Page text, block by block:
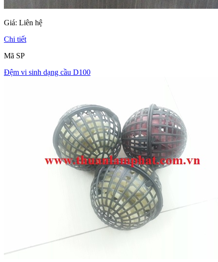
Giá: Liên hệ
Chi tiết
Mã SP
Đệm vi sinh dạng cầu D100